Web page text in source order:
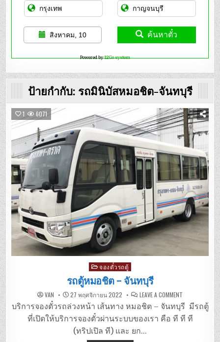
สิงหาคม, 10 ค้นหาตั๋ว
Powered by12Go system
ป้ายกำกับ: รถมินิบัสหมอชิต-จันทบุรี
1 6071
Posted
in
จองตั๋วรถตู้
รถตู้หมอชิต – จันทบุรี
VAN 27 พฤศจิกายน 2022 LEAVE A COMMENT
ตู้
หมอชิต
–
จันทบุรี
บริการจองตั๋วรถล่วงหน้า เส้นทาง หมอชิต – จันทบุรี มีรถตู้
ที่เปิดให้บริการจองตั๋วผ่านระบบของเรา คือ ที ที ที
(ทริปเปิล ที) และ ยก…